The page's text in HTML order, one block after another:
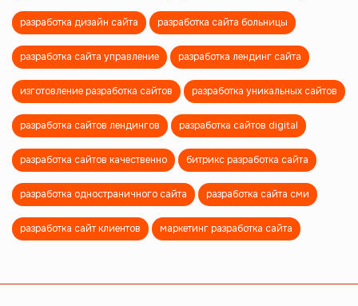
разработка дизайн сайта разработка сайта больницы
разработка сайта управление разработка лендинг сайта
изготовление разработка сайтов разработка уникальных сайтов
разработка сайтов лендингов разработка сайтов digital
разработка сайтов качественно битрикс разработка сайта
разработка одностраничного сайта разработка сайта сми
разработка сайт клиентов маркетинг разработка сайта